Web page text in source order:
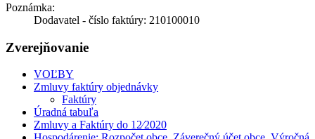
Poznámka:
Dodavatel - číslo faktúry: 210100010
Zverejňovanie
VOĽBY
Zmluvy faktúry objednávky
Faktúry
Úradná tabuľa
Zmluvy a Faktúry do 12⁄2020